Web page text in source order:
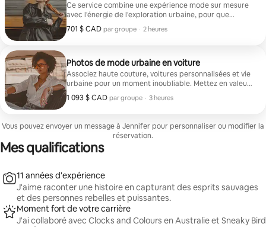
Ce service combine une expérience mode sur mesure
avec l'énergie de l'exploration urbaine, pour que
chaque cliché reflète votre style dans un cadre parfait.
Comprend 4 tenues, 2 heures de séance photo.
701 $ CAD par groupe
701 $ CAD par groupe
, · 2 heures
Photos de mode urbaine en voiture
Associez haute couture, voitures personnalisées et vie
urbaine pour un moment inoubliable. Mettez en valeur
l'équilibre parfait entre vos choix de mode et
l'environnement automobile. 4 à 5 tenues.
1 093 $ CAD par groupe
1 093 $ CAD par groupe
, · 3 heures
Vous pouvez envoyer un message à Jennifer pour personnaliser ou modifier la
réservation.
Mes qualifications
11 années d'expérience
J'aime raconter une histoire en capturant des esprits sauvages
et des personnes rebelles et puissantes.
Moment fort de votre carrière
J'ai collaboré avec Clocks and Colours en Australie et Sneaky Bird